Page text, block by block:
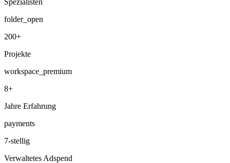
folder_open
200+
Projekte
workspace_premium
8+
Jahre Erfahrung
payments
7-stellig
Verwaltetes Adspend